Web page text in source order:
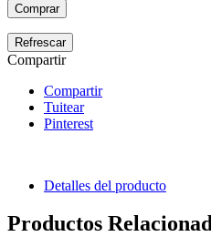
Comprar
Compartir
Compartir
Tuitear
Pinterest
Detalles del producto
Productos